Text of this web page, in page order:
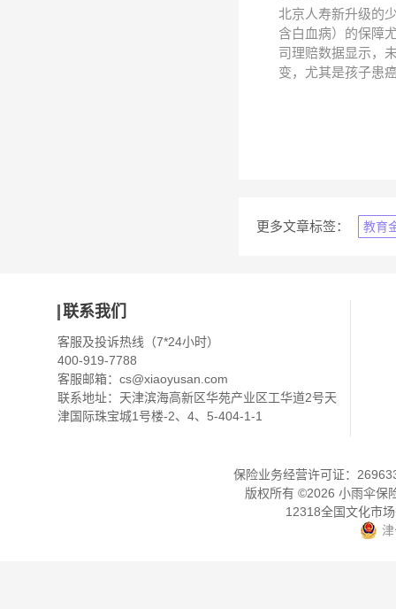
北京人寿新升级的
含白血病）的保障
司理赔数据显示，
变，尤其是孩子患
更多文章标签： 教育
联系我们
客服及投诉热线（7*24小时）
400-919-7788
客服邮箱： cs@xiaoyusan.com
联系地址：天津滨海高新区华苑产业区工华道2号天
津国际珠宝城1号楼-2、4、5-404-1-1
保险业务经营许可证：
版权所有 ©2026 小雨伞保
12318全国文化市